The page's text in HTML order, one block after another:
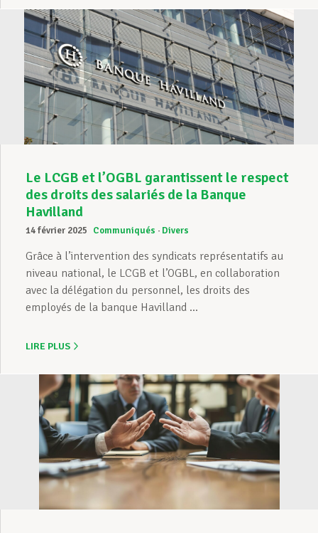
Le LCGB et l’OGBL garantissent le respect
des droits des salariés de la Banque
Havilland
14 février 2025 Communiqués Divers
Grâce à l’intervention des syndicats représentatifs au
niveau national, le LCGB et l’OGBL, en collaboration
avec la délégation du personnel, les droits des
employés de la banque Havilland ...
LIRE PLUS